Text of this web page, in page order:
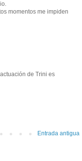
momentos me impiden
de Trini es
Entrada antigua